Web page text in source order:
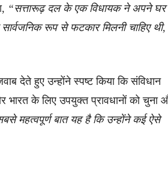
“सत्तारूढ़ दल के एक विधायक ने अपने घर
रूप से फटकार मिलनी चाहिए थी,
देते हुए उन्होंने स्पष्ट किया कि संविधान
भारत के लिए उपयुक्त प्रावधानों को चुना
महत्वपूर्ण बात यह है कि उन्होंने कई ऐसे